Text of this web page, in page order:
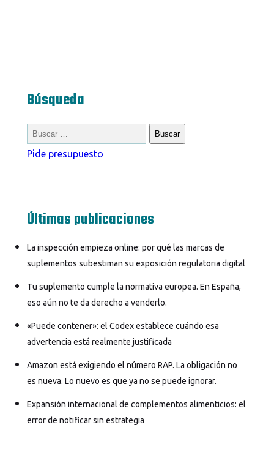
Búsqueda
Pide presupuesto
Últimas publicaciones
La inspección empieza online: por qué las marcas de
suplementos subestiman su exposición regulatoria digital
Tu suplemento cumple la normativa europea. En España,
eso aún no te da derecho a venderlo.
«Puede contener»: el Codex establece cuándo esa
advertencia está realmente justificada
Amazon está exigiendo el número RAP. La obligación no
es nueva. Lo nuevo es que ya no se puede ignorar.
Expansión internacional de complementos alimenticios: el
error de notificar sin estrategia